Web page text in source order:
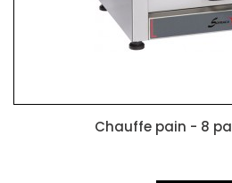
Chauffe pain - 8